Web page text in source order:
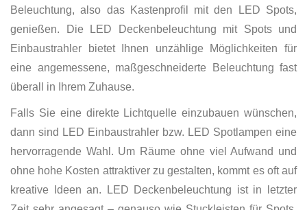
Beleuchtung, also das Kastenprofil mit den LED Spots,
genießen. Die LED Deckenbeleuchtung mit Spots und
Einbaustrahler bietet Ihnen unzählige Möglichkeiten für
eine angemessene, maßgeschneiderte Beleuchtung fast
überall in Ihrem Zuhause.
Falls Sie eine direkte Lichtquelle einzubauen wünschen,
dann sind LED Einbaustrahler bzw. LED Spotlampen eine
hervorragende Wahl. Um Räume ohne viel Aufwand und
ohne hohe Kosten attraktiver zu gestalten, kommt es oft auf
kreative Ideen an. LED Deckenbeleuchtung ist in letzter